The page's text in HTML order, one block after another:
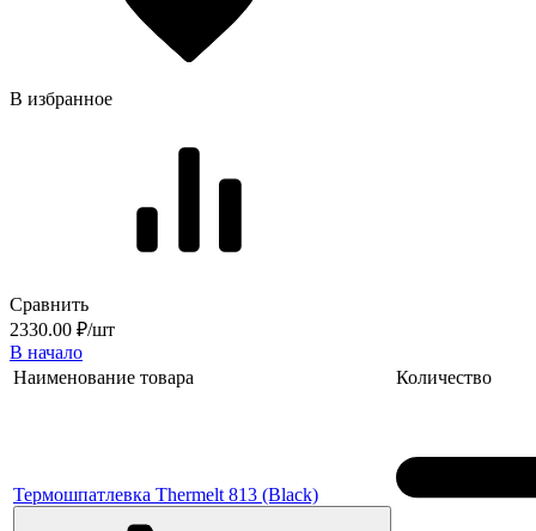
В избранное
Сравнить
2330.00 ₽/шт
В начало
Наименование товара
Количество
Термошпатлевка Thermelt 813 (Black)